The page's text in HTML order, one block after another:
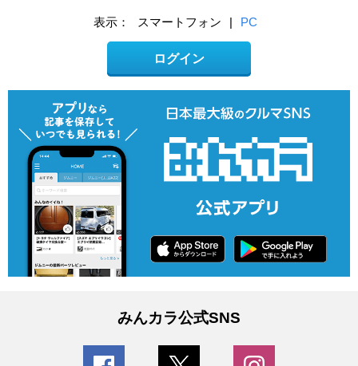
表示： スマートフォン | PC
ログイン
みんカラ公式SNS